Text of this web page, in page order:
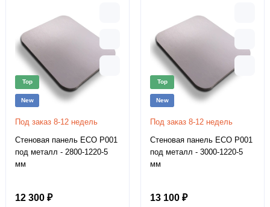
Top
New
Под заказ 8-12 недель
Стеновая панель ECO P001
под металл - 2800-1220-5
мм
12 300 ₽
Top
New
Под заказ 8-12 недель
Стеновая панель ECO P001
под металл - 3000-1220-5
мм
13 100 ₽